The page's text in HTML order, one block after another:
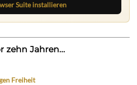
Suite installieren
zehn Jahren...
Freiheit